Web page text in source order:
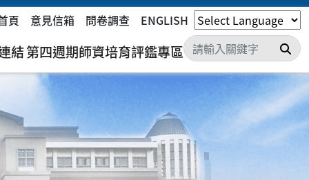
頁 意見信箱 問卷調查 ENGLISH
結第四週期師資培育評鑑專區 搜